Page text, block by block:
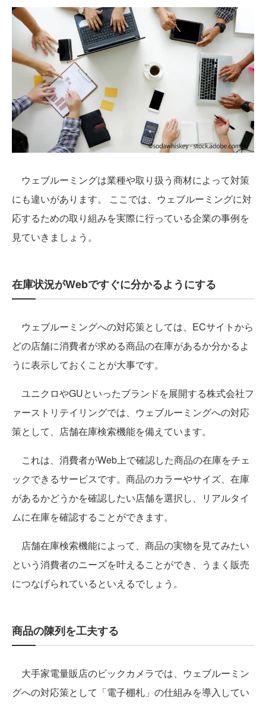
ウェブルーミングは業種や取り扱う商材によって対策
にも違いがあります。 ここでは、ウェブルーミングに対
応するための取り組みを実際に行っている企業の事例を
見ていきましょう。
在庫状況がWebですぐに分かるようにする
ウェブルーミングへの対応策としては、ECサイトから
どの店舗に消費者が求める商品の在庫があるか分かるよ
うに表示しておくことが大事です。
ユニクロやGUといったブランドを展開する株式会社フ
ァーストリテイリングでは、ウェブルーミングへの対応
策として、店舗在庫検索機能を備えています。
これは、消費者がWeb上で確認した商品の在庫をチェ
ックできるサービスです。商品のカラーやサイズ、在庫
があるかどうかを確認したい店舗を選択し、リアルタイ
ムに在庫を確認することができます。
店舗在庫検索機能によって、商品の実物を見てみたい
という消費者のニーズを叶えることができ、うまく販売
につなげられているといえるでしょう。
商品の陳列を工夫する
大手家電量販店のビックカメラでは、ウェブルーミン
グへの対応策として「電子棚札」の仕組みを導入してい